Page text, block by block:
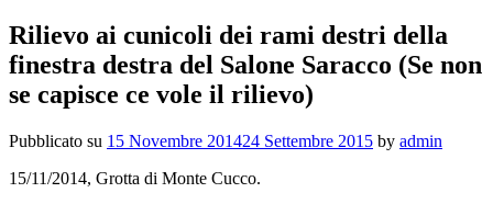
Rilievo ai cunicoli dei rami destri della
finestra destra del Salone Saracco (Se non
se capisce ce vole il rilievo)
Pubblicato su 15 Novembre 201424 Settembre 2015 by admin
15/11/2014, Grotta di Monte Cucco.